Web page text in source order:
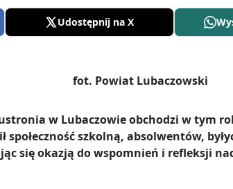
Udostępnij na X
w Lubaczowie obchodzi w tym
społeczność szkolną, absolwentów,
się okazją do wspomnień i refleksji